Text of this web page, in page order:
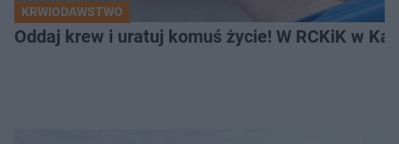
KRWIODAWSTWO
Oddaj krew i uratuj komuś życie! W RCKiK w